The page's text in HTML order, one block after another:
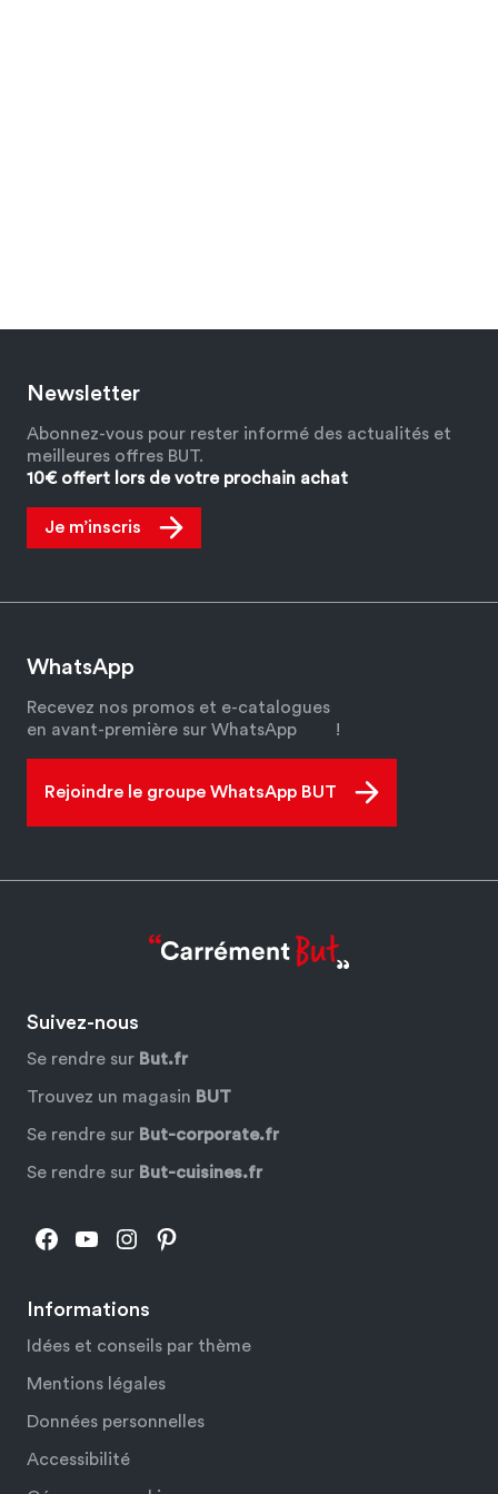
Newsletter
Abonnez-vous pour rester informé des actualités et
meilleures offres BUT.
10€ offert lors de votre prochain achat
Je m’inscris
WhatsApp
Recevez nos promos et e-catalogues
en avant-première sur WhatsApp
!
Rejoindre le groupe WhatsApp BUT
Informations
Idées et conseils par thème
Mentions légales
Données personnelles
Accessibilité
Suivez-nous
Se rendre sur But.fr
Trouvez un magasin BUT
Se rendre sur But-corporate.fr
Se rendre sur But-cuisines.fr
Facebook
YouTube
Instagram
Pinterest